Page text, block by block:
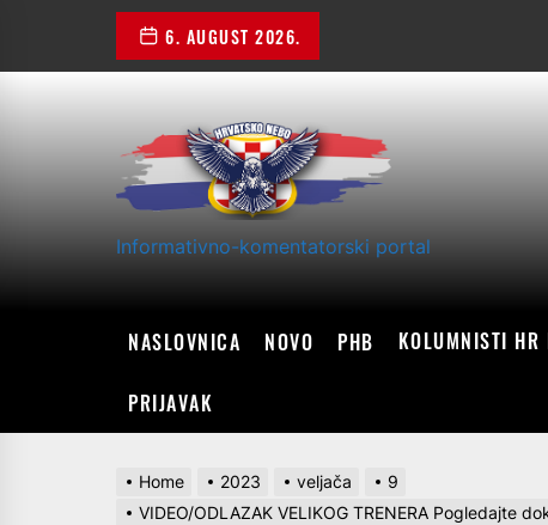
the
6. AUGUST 2026.
Informativno-komentatorski portal
NASLOVNICA NOVO PHB KOLUMNISTI HR
PRIJAVAK
Home 2023 veljača
9
VIDEO/ODLAZAK VELIKOG TRENERA Pogledajte